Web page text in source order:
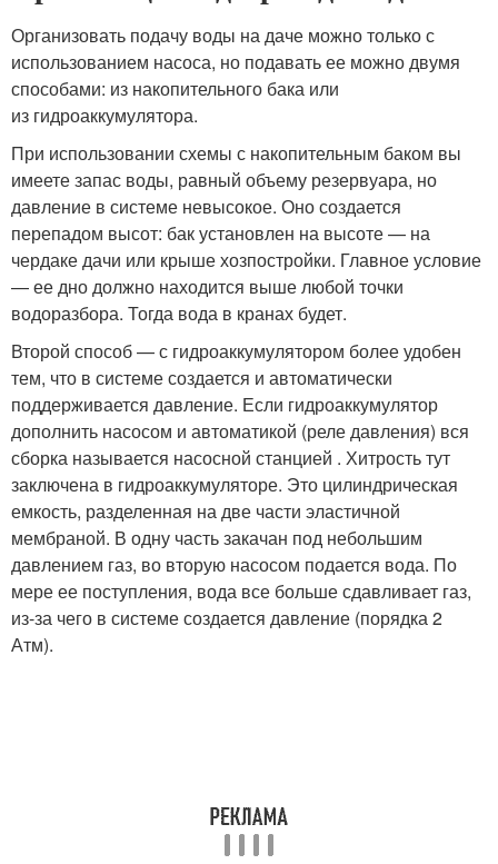
Организовать подачу воды на даче можно только с
использованием насоса, но подавать ее можно двумя
способами: из накопительного бака или
из гидроаккумулятора.
При использовании схемы с накопительным баком вы
имеете запас воды, равный объему резервуара, но
давление в системе невысокое. Оно создается
перепадом высот: бак установлен на высоте — на
чердаке дачи или крыше хозпостройки. Главное условие
— ее дно должно находится выше любой точки
водоразбора. Тогда вода в кранах будет.
Второй способ — с гидроаккумулятором более удобен
тем, что в системе создается и автоматически
поддерживается давление. Если гидроаккумулятор
дополнить насосом и автоматикой (реле давления) вся
сборка называется насосной станцией . Хитрость тут
заключена в гидроаккумуляторе. Это цилиндрическая
емкость, разделенная на две части эластичной
мембраной. В одну часть закачан под небольшим
давлением газ, во вторую насосом подается вода. По
мере ее поступления, вода все больше сдавливает газ,
из-за чего в системе создается давление (порядка 2
Атм).